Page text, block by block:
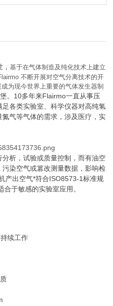
，基于在气体制造及纯化技术上建立
不断开展对空气分离技术的开
为现今世界上重要的气体发生器制
。10多年来Flairmo一直从事压
各类实验室、科学仪器对高纯氢
气等气体的需求，涉及医疗，实
析，试验或质量控制，而有油空
染空气或篡改测量数据，影响检
产出空气*符合ISO8573-1标准规
于敏感的实验室应用。
续工作